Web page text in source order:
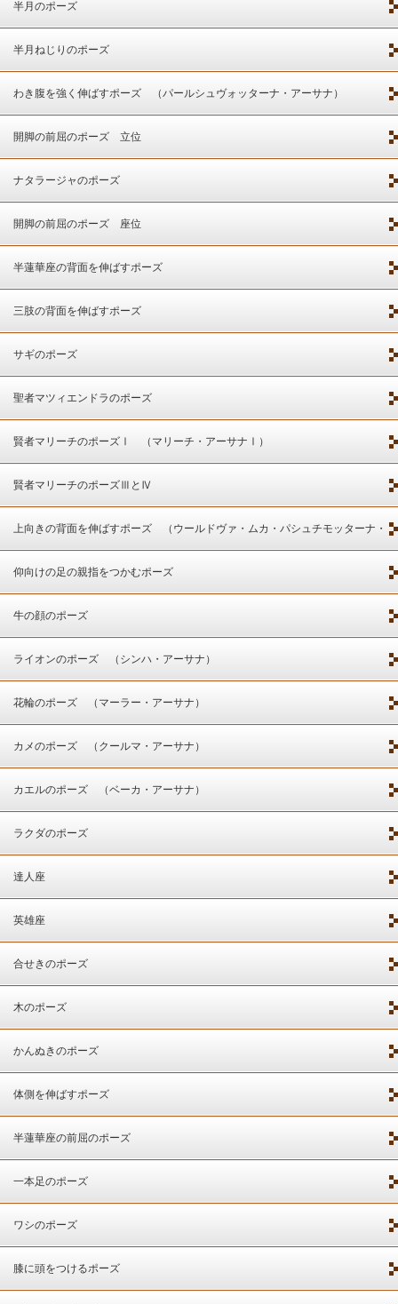
半月のポーズ
半月ねじりのポーズ
わき腹を強く伸ばすポーズ （パールシュヴォッターナ・アーサナ）
開脚の前屈のポーズ 立位
ナタラージャのポーズ
開脚の前屈のポーズ 座位
半蓮華座の背面を伸ばすポーズ
三肢の背面を伸ばすポーズ
サギのポーズ
聖者マツィエンドラのポーズ
賢者マリーチのポーズⅠ （マリーチ・アーサナⅠ）
賢者マリーチのポーズⅢとⅣ
上向きの背面を伸ばすポーズ （ウールドヴァ・ムカ・パシュチモッターナ・
アーサナ）
仰向けの足の親指をつかむポーズ
牛の顔のポーズ
ライオンのポーズ （シンハ・アーサナ）
花輪のポーズ （マーラー・アーサナ）
カメのポーズ （クールマ・アーサナ）
カエルのポーズ （ベーカ・アーサナ）
ラクダのポーズ
達人座
英雄座
合せきのポーズ
木のポーズ
かんぬきのポーズ
体側を伸ばすポーズ
半蓮華座の前屈のポーズ
一本足のポーズ
ワシのポーズ
膝に頭をつけるポーズ